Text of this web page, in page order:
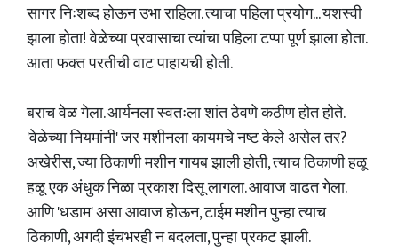
सागर निःशब्द होऊन उभा राहिला. त्याचा पहिला प्रयोग... यशस्वी
झाला होता! वेळेच्या प्रवासाचा त्यांचा पहिला टप्पा पूर्ण झाला होता.
आता फक्त परतीची वाट पाहायची होती.
बराच वेळ गेला. आर्यनला स्वतःला शांत ठेवणे कठीण होत होते.
'वेळेच्या नियमांनी' जर मशीनला कायमचे नष्ट केले असेल तर?
अखेरीस, ज्या ठिकाणी मशीन गायब झाली होती, त्याच ठिकाणी हळू
हळू एक अंधुक निळा प्रकाश दिसू लागला. आवाज वाढत गेला.
आणि 'धडाम' असा आवाज होऊन, टाईम मशीन पुन्हा त्याच
ठिकाणी, अगदी इंचभरही न बदलता, पुन्हा प्रकट झाली.